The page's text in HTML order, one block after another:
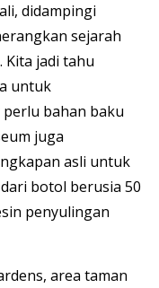
didampingi
sejarah
Kita jadi tahu
untuk
bahan baku
juga
asli untuk
botol berusia 50
penyulingan
area taman